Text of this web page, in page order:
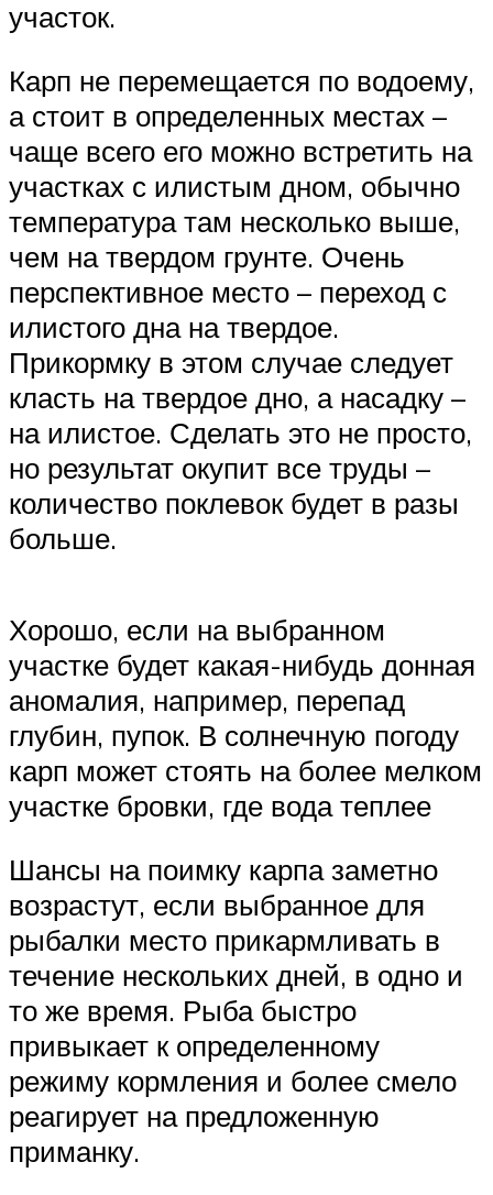
участок.
Карп не перемещается по водоему,
а стоит в определенных местах –
чаще всего его можно встретить на
участках с илистым дном, обычно
температура там несколько выше,
чем на твердом грунте. Очень
перспективное место – переход с
илистого дна на твердое.
Прикормку в этом случае следует
класть на твердое дно, а насадку –
на илистое. Сделать это не просто,
но результат окупит все труды –
количество поклевок будет в разы
больше.
Хорошо, если на выбранном
участке будет какая-нибудь донная
аномалия, например, перепад
глубин, пупок. В солнечную погоду
карп может стоять на более мелком
участке бровки, где вода теплее
Шансы на поимку карпа заметно
возрастут, если выбранное для
рыбалки место прикармливать в
течение нескольких дней, в одно и
то же время. Рыба быстро
привыкает к определенному
режиму кормления и более смело
реагирует на предложенную
приманку.